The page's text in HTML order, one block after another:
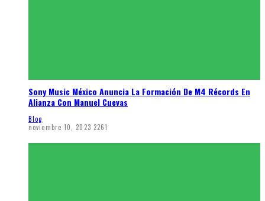
Sony Music México Anuncia La Formación De M4 Récords En
Alianza Con Manuel Cuevas
Blog
noviembre 10, 2023 2261